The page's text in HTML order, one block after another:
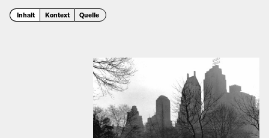
Inhalt Kontext Quelle